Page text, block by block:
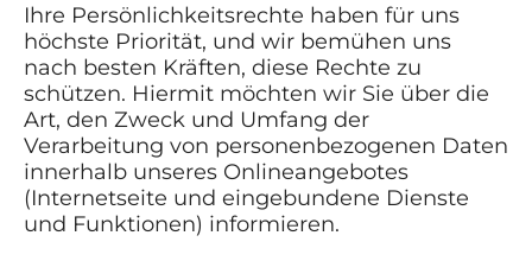
+49 176 34 16 44 83
Ihre Persönlichkeitsrechte haben für uns
höchste Priorität, und wir bemühen uns
nach besten Kräften, diese Rechte zu
schützen. Hiermit möchten wir Sie über die
Art, den Zweck und Umfang der
Verarbeitung von personenbezogenen Daten
innerhalb unseres Onlineangebotes
(Internetseite und eingebundene Dienste
und Funktionen) informieren.